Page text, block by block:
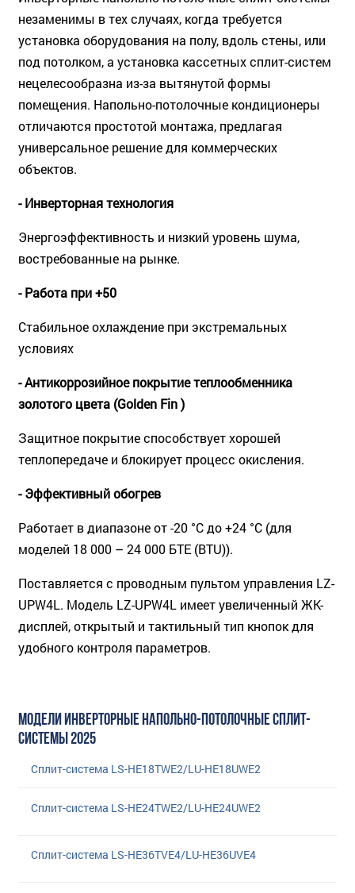
незаменимы в тех случаях, когда требуется
установка оборудования на полу, вдоль стены, или
под потолком, а установка кассетных сплит-систем
нецелесообразна из-за вытянутой формы
помещения. Напольно-потолочные кондиционеры
отличаются простотой монтажа, предлагая
универсальное решение для коммерческих
объектов.
- Инверторная технология
Энергоэффективность и низкий уровень шума,
востребованные на рынке.
- Работа при +50
Стабильное охлаждение при экстремальных
условиях
- Антикоррозийное покрытие теплообменника
золотого цвета (Golden Fin )
Защитное покрытие способствует хорошей
теплопередаче и блокирует процесс окисления.
- Эффективный обогрев
Работает в диапазоне от -20 °С до +24 °С (для
моделей 18 000 – 24 000 БТЕ (BTU)).
Поставляется с проводным пультом управления LZ-
UPW4L. Модель LZ-UPW4L имеет увеличенный ЖК-
дисплей, открытый и тактильный тип кнопок для
удобного контроля параметров.
МОДЕЛИ ИНВЕРТОРНЫЕ НАПОЛЬНО-ПОТОЛОЧНЫЕ СПЛИТ-
СИСТЕМЫ 2025
Сплит-система LS-HE18TWE2/LU-HE18UWE2
Сплит-система LS-HE24TWE2/LU-HE24UWE2
Сплит-система LS-HE36TVE4/LU-HE36UVE4